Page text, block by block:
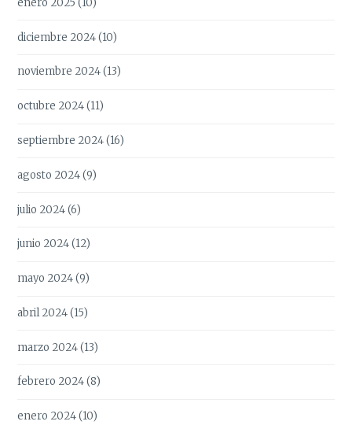
diciembre 2024(10)
noviembre 2024(13)
octubre 2024(11)
septiembre 2024(16)
agosto 2024(9)
julio 2024(6)
junio 2024(12)
mayo 2024(9)
abril 2024(15)
marzo 2024(13)
febrero 2024(8)
enero 2024(10)